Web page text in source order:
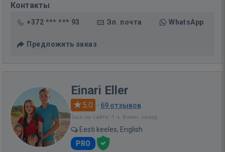
Контакты
+372 *** *** 93 Эл. почта WhatsApp
Предложить заказ
Einari Eller
5.0 · 69 отзывов
Был на сайте: 1 ч. 8 мин. назад
Eesti keeles, English
PRO